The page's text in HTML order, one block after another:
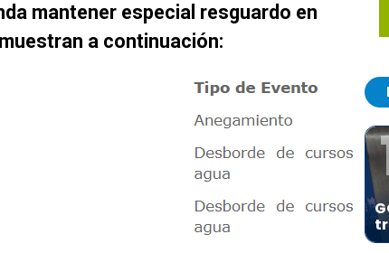
mantener especial resguardo en
a continuación: